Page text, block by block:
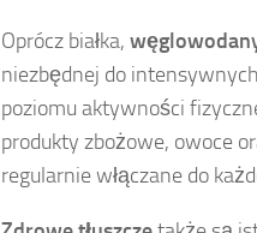
Oprócz białka,
niezbędnej do
poziomu aktywności
produkty zbożowe, owoce
regularnie włączane do